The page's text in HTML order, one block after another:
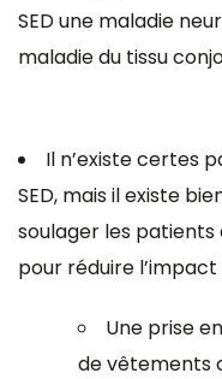
SED une maladie
maladie du tissu
Il n’existe certes
SED, mais il existe
soulager les
pour réduire l’impact
Une prise
de vêtements